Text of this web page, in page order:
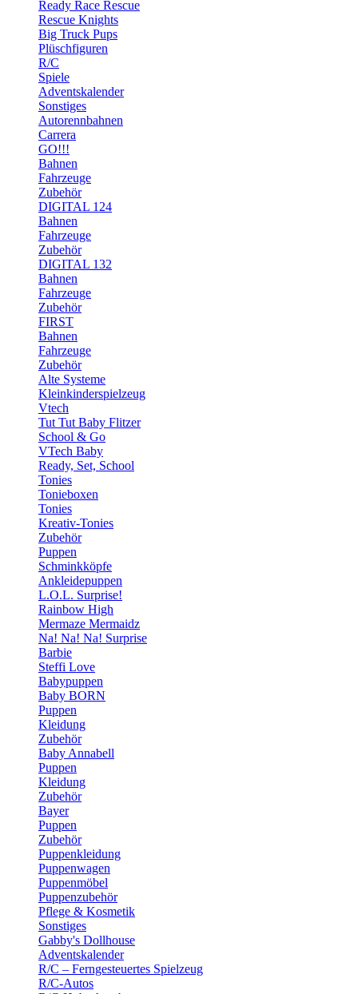
Ready Race Rescue
Rescue Knights
Big Truck Pups
Plüschfiguren
R/C
Spiele
Adventskalender
Sonstiges
Autorennbahnen
Carrera
GO!!!
Bahnen
Fahrzeuge
Zubehör
DIGITAL 124
Bahnen
Fahrzeuge
Zubehör
DIGITAL 132
Bahnen
Fahrzeuge
Zubehör
FIRST
Bahnen
Fahrzeuge
Zubehör
Alte Systeme
Kleinkinderspielzeug
Vtech
Tut Tut Baby Flitzer
School & Go
VTech Baby
Ready, Set, School
Tonies
Tonieboxen
Tonies
Kreativ-Tonies
Zubehör
Puppen
Schminkköpfe
Ankleidepuppen
L.O.L. Surprise!
Rainbow High
Mermaze Mermaidz
Na! Na! Na! Surprise
Barbie
Steffi Love
Babypuppen
Baby BORN
Puppen
Kleidung
Zubehör
Baby Annabell
Puppen
Kleidung
Zubehör
Bayer
Puppen
Zubehör
Puppenkleidung
Puppenwagen
Puppenmöbel
Puppenzubehör
Pflege & Kosmetik
Sonstiges
Gabby's Dollhouse
Adventskalender
R/C – Ferngesteuertes Spielzeug
R/C-Autos